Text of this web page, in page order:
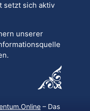
setzt sich aktiv
unserer
– Das